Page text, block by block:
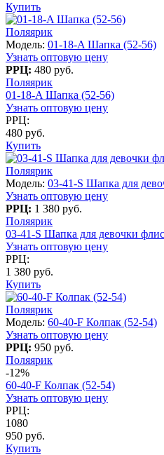
Купить
Поляярик
Модель: 01-18-A Шапка (52-56)
Узнать оптовую цену
РРЦ: 480 руб.
Поляярик
01-18-A Шапка (52-56)
Узнать оптовую цену
РРЦ:
480 руб.
Купить
Поляярик
Модель: 03-41-S Шапка для
Узнать оптовую цену
РРЦ: 1 380 руб.
Поляярик
03-41-S Шапка для девочки
Узнать оптовую цену
РРЦ:
1 380 руб.
Купить
Поляярик
Модель: 60-40-F Колпак (52-54)
Узнать оптовую цену
РРЦ: 950 руб.
Поляярик
-12%
60-40-F Колпак (52-54)
Узнать оптовую цену
РРЦ:
1080
950 руб.
Купить